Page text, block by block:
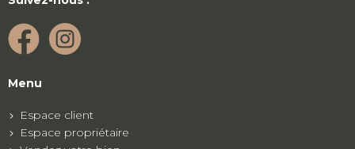
Menu
Espace client
Espace propriétaire